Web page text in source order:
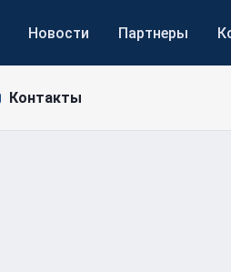
Новости Партнеры
Контакты